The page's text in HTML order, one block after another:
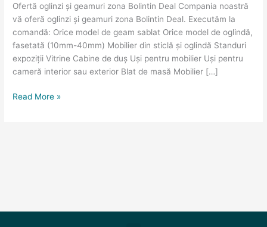
Ofertă oglinzi și geamuri zona Bolintin Deal Compania noastră
vă oferă oglinzi și geamuri zona Bolintin Deal. Executăm la
comandă: Orice model de geam sablat Orice model de oglindă,
fasetată (10mm-40mm) Mobilier din sticlă și oglindă Standuri
expoziții Vitrine Cabine de duș Uși pentru mobilier Uși pentru
cameră interior sau exterior Blat de masă Mobilier […]
Read More »